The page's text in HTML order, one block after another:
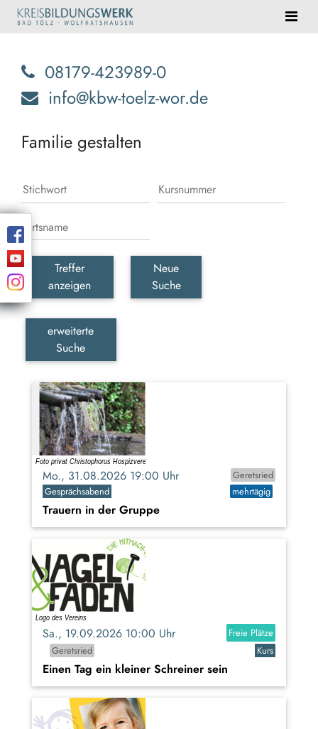
08179-423989-0
info@kbw-toelz-wor.de
Familie gestalten
Treffer
anzeigen
Neue
Suche
erweiterte
Suche
Mo., 31.08.2026 19:00 Uhr
Geretsried
Gesprächsabend
mehrtägig
Trauern in der Gruppe
Sa., 19.09.2026 10:00 Uhr
Freie Plätze
Geretsried
Kurs
Einen Tag ein kleiner Schreiner sein